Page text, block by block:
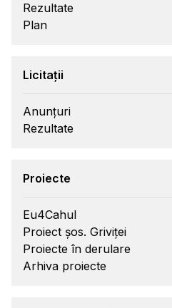
Rezultate
Plan
Licitații
Anunțuri
Rezultate
Proiecte
Eu4Cahul
Proiect șos. Griviței
Proiecte în derulare
Arhiva proiecte